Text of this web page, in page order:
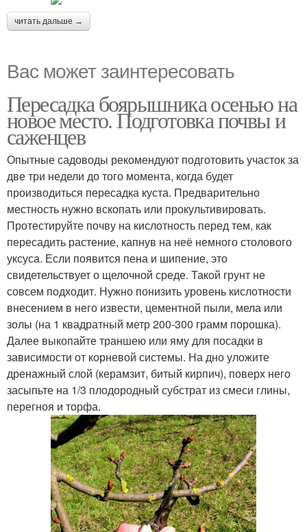
читать дальше →
Вас может заинтересовать
Пересадка боярышника осенью на
новое место. Подготовка почвы и
саженцев
Опытные садоводы рекомендуют подготовить участок за
две три недели до того момента, когда будет
производиться пересадка куста. Предварительно
местность нужно вскопать или прокультивировать.
Протестируйте почву на кислотность перед тем, как
пересадить растение, капнув на неё немного столового
уксуса. Если появится пена и шипение, это
свидетельствует о щелочной среде. Такой грунт не
совсем подходит. Нужно понизить уровень кислотности
внесением в него извести, цементной пыли, мела или
золы (на 1 квадратный метр 200-300 грамм порошка).
Далее выкопайте траншею или яму для посадки в
зависимости от корневой системы. На дно уложите
дренажный слой (керамзит, битый кирпич), поверх него
засыпьте на 1/3 плодородный субстрат из смеси глины,
перегноя и торфа.